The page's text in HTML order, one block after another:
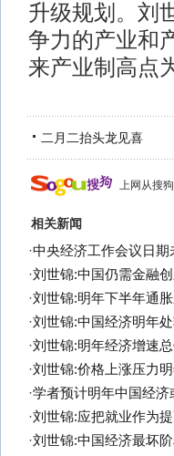
升级规划。刘
争力的产业和
来产业制高点
二月二抬头龙见喜
上网从搜
相关新闻
·中央经济工作会议日期
·刘世锦:中国仍需金融
·刘世锦:明年下半年通
·刘世锦:中国经济明年
·刘世锦:明年经济增速
·刘世锦:价格上涨压力
·学者预计明年中国经
·刘世锦:应把就业作为
·刘世锦:中国经济最坏